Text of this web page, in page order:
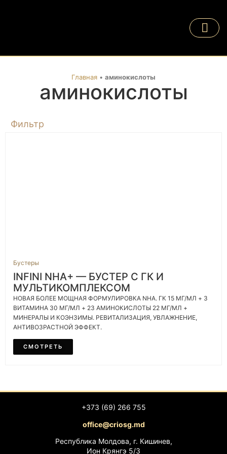
Главная • аминокислоты
аминокислоты
Фильтр
Бустеры
INFINI NHA+ — БУСТЕР С ГК И
МУЛЬТИКОМПЛЕКСОМ
НОВАЯ БОЛЕЕ МОЩНАЯ ФОРМУЛИРОВКА NHA. ГК 15 МГ/МЛ + 3
ВИТАМИНА 30 МГ/МЛ + 23 АМИНОКИСЛОТЫ 22 МГ/МЛ +
МИНЕРАЛЫ И КОЭНЗИМЫ. РЕВИТАЛИЗАЦИЯ, УВЛАЖНЕНИЕ,
АНТИВОЗРАСТНОЙ ЭФФЕКТ.
СМОТРЕТЬ
+373 (69) 266 755
office@criosg.md
Республика Молдова, г. Кишинев,
Ион Крянгэ 5/3